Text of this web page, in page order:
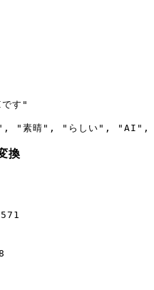
す"
"素晴", "らしい", "AI",
換